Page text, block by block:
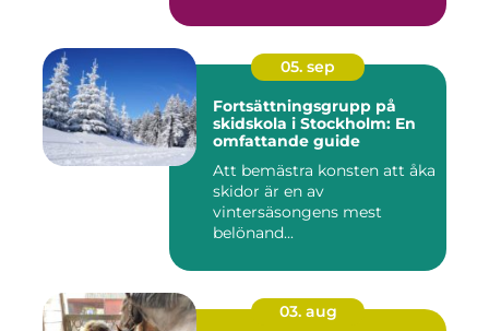
05. sep
Fortsättningsgrupp på
skidskola i Stockholm: En
omfattande guide
Att bemästra konsten att åka
skidor är en av
vintersäsongens mest
belönand...
03. aug